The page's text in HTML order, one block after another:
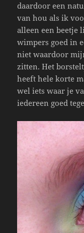
daardoor een
van hou als ik
alleen een beetje
wimpers goed in
niet waardoor
zitten. Het
heeft hele korte
wel iets waar je
iedereen goed